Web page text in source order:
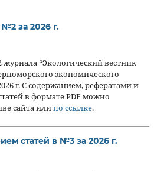
за 2026 г.
“Экологический вестник
экономического
г. С содержанием, рефератами и
в формате PDF можно
сайта илипо ссылке.
статей в №3 за 2026 г.